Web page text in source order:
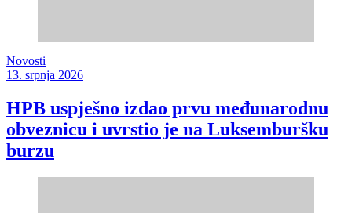
Novosti
13. srpnja 2026
HPB uspješno izdao prvu međunarodnu
obveznicu i uvrstio je na Luksemburšku
burzu